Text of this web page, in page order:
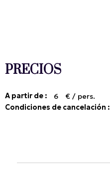
PRECIOS
A partir de : 6
€ / pers.
Condiciones de cancelación :